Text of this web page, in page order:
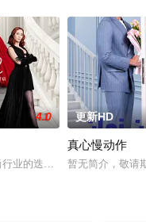
4.0
业的迭代浪潮，当曾经指引
更新HD
真心慢动作
暂无简介，敬请